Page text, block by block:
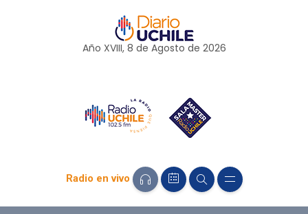
Año XVIII, 8 de Agosto de 2026
Radio en vivo